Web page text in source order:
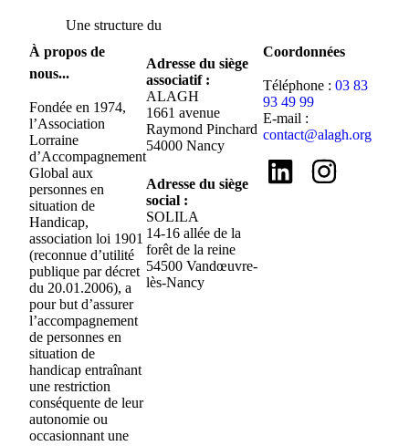
Une structure du
À propos de
nous...
Fondée en 1974,
l’Association
Lorraine
d’Accompagnement
Global aux
personnes en
situation de
Handicap,
association loi 1901
(reconnue d’utilité
publique par décret
du 20.01.2006), a
pour but d’assurer
l’accompagnement
de personnes en
situation de
handicap entraînant
une restriction
conséquente de leur
autonomie ou
occasionnant une
Adresse du siège
associatif :
ALAGH
1661 avenue
Raymond Pinchard
54000 Nancy
Adresse du siège
social :
SOLILA
14-16 allée de la
forêt de la reine
54500 Vandœuvre-
lès-Nancy
Coordonnées
Téléphone : 03 83
93 49 99
E-mail :
contact@alagh.org